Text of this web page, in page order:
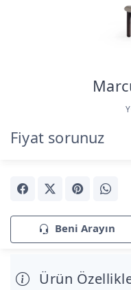
Fiyat sorunuz
Beni Arayın
Ürün